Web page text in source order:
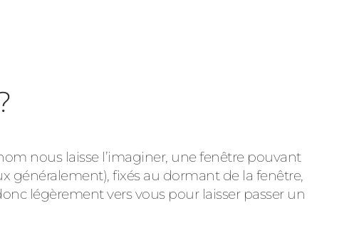
nous laisse l’imaginer, une fenêtre pouvant
généralement), fixés au dormant de la fenêtre,
légèrement vers vous pour laisser passer un